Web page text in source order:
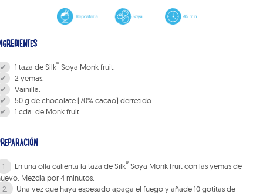
1 taza de Silk®Soya Monk fruit.
2 yemas.
Vainilla.
50 g de chocolate (70% cacao) derretido.
1 cda. de Monk fruit.
En una olla calienta la taza de Silk® Soya Monk fruit con las yemas de
Mezcla por 4 minutos.
Una vez que haya espesado apaga el fuego y añade 10 gotitas de